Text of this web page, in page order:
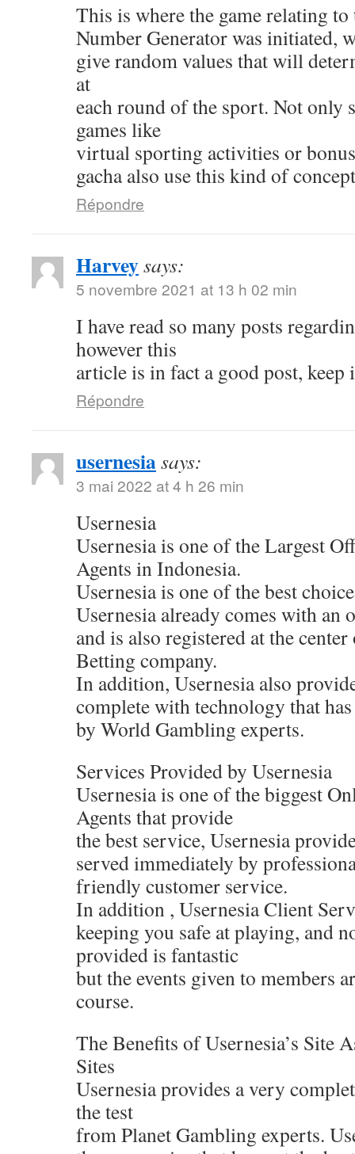
This is where the game relating
Number Generator was initiated,
give random values ​​that will
at
each round of the sport. Not only
games like
virtual sporting activities or
gacha also use this kind of
Répondre
Harveysays:
5 novembre 2021 at 13 h 02 min
I have read so many posts
however this
article is in fact a good post, keep
Répondre
usernesiasays:
3 mai 2022 at 4 h 26 min
Usernesia
Usernesia is one of the Largest
Agents in Indonesia.
Usernesia is one of the best
Usernesia already comes with an
and is also registered at the
Betting company.
In addition, Usernesia also
complete with technology that
by World Gambling experts.
Services Provided by Usernesia
Usernesia is one of the biggest
Agents that provide
the best service, Usernesia
served immediately by
friendly customer service.
In addition , Usernesia Client
keeping you safe at playing, and
provided is fantastic
but the events given to members
course.
The Benefits of Usernesia’s Site
Sites
Usernesia provides a very
the test
from Planet Gambling experts.